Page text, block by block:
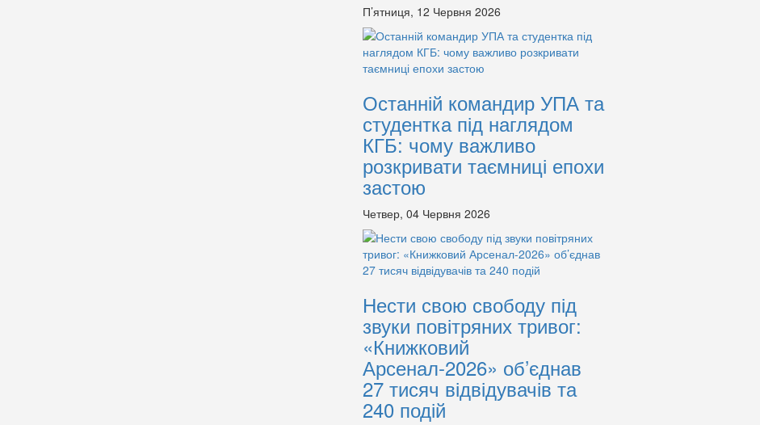
П’ятниця, 12 Червня 2026
Останній командир УПА та
студентка під наглядом
КГБ: чому важливо
розкривати таємниці епохи
застою
Четвер, 04 Червня 2026
Нести свою свободу під
звуки повітряних тривог:
«Книжковий
Арсенал-2026» об’єднав
27 тисяч відвідувачів та
240 подій